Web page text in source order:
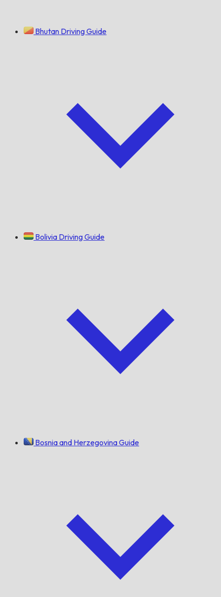
Bhutan Driving Guide
Bolivia Driving Guide
Bosnia and Herzegovina Guide